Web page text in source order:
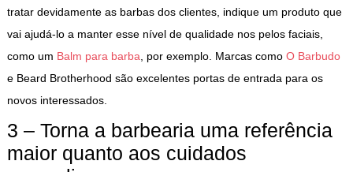
tratar devidamente as barbas dos clientes, indique um produto que
vai ajudá-lo a manter esse nível de qualidade nos pelos faciais,
como um Balm para barba , por exemplo. Marcas como O Barbudo
e Beard Brotherhood são excelentes portas de entrada para os
novos interessados.
3 – Torna a barbearia uma referência
maior quanto aos cuidados